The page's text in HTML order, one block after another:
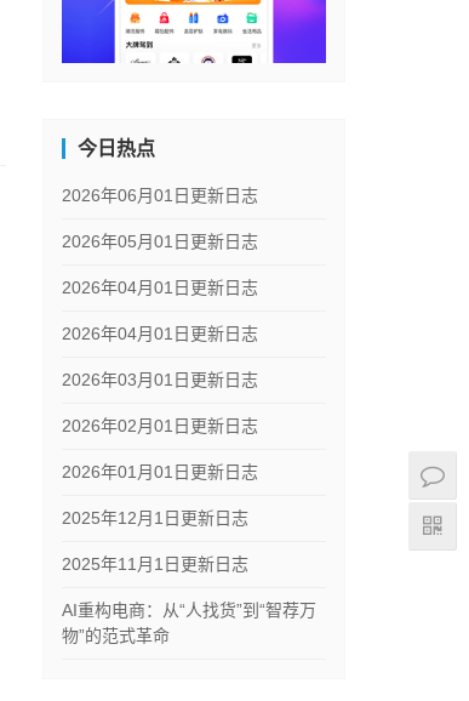
今日热点
2026年06月01日更新日志
2026年05月01日更新日志
2026年04月01日更新日志
2026年04月01日更新日志
2026年03月01日更新日志
2026年02月01日更新日志
2026年01月01日更新日志
2025年12月1日更新日志
2025年11月1日更新日志
AI重构电商：从“人找货”到“智荐万
物”的范式革命